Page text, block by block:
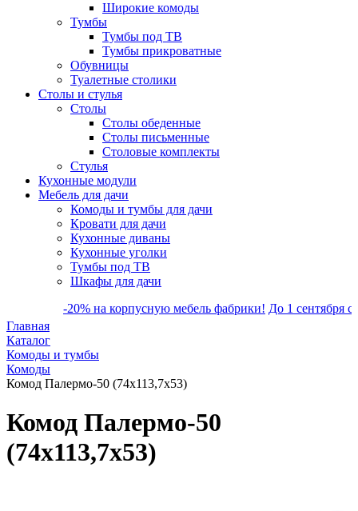
Широкие комоды
Тумбы
Тумбы под ТВ
Тумбы прикроватные
Обувницы
Туалетные столики
Столы и стулья
Столы
Столы обеденные
Столы письменные
Столовые комплекты
Стулья
Кухонные модули
Мебель для дачи
Комоды и тумбы для дачи
Кровати для дачи
Кухонные диваны
Кухонные уголки
Тумбы под ТВ
Шкафы для дачи
-20% на корпусную мебель фабрики! До 1 сентября скидка
Главная
Каталог
Комоды и тумбы
Комоды
Комод Палермо-50 (74х113,7х53)
Комод Палермо-50
(74х113,7х53)